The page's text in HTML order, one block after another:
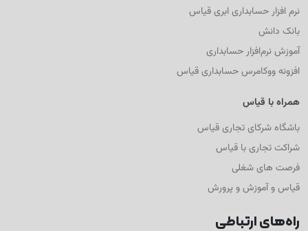
نرم افزار حسابداری ابری قیاس
بانک دانش
آموزش نرم‌افزار حسابداری
افزونه ووکامرس حسابداری قیاس
همراه با قیاس
باشگاه شرکای تجاری قیاس
شراکت تجاری با قیاس
فرصت های شغلی
قیاس و آموزش و پرورش
راه‌های ارتباطی